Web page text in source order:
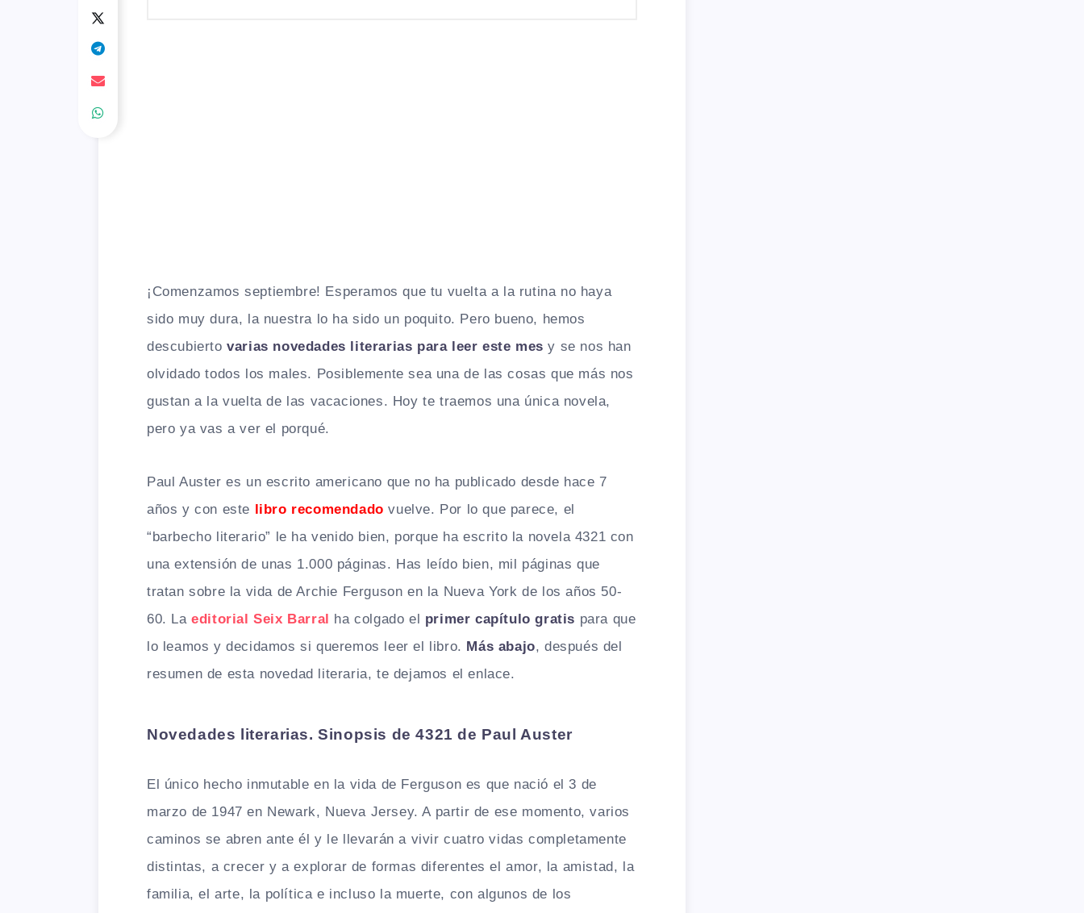
¡Comenzamos septiembre! Esperamos que tu vuelta a la rutina no haya
sido muy dura, la nuestra lo ha sido un poquito. Pero bueno, hemos
descubierto varias novedades literarias para leer este mes y se nos han
olvidado todos los males. Posiblemente sea una de las cosas que más nos
gustan a la vuelta de las vacaciones. Hoy te traemos una única novela,
pero ya vas a ver el porqué.
Paul Auster es un escrito americano que no ha publicado desde hace 7
años y con este libro recomendado vuelve. Por lo que parece, el
“barbecho literario” le ha venido bien, porque ha escrito la novela 4321 con
una extensión de unas 1.000 páginas. Has leído bien, mil páginas que
tratan sobre la vida de Archie Ferguson en la Nueva York de los años 50-
60. Laeditorial Seix Barral ha colgado el primer capítulo gratis para que
lo leamos y decidamos si queremos leer el libro. Más abajo, después del
resumen de esta novedad literaria, te dejamos el enlace.
Novedades literarias. Sinopsis de 4321 de Paul Auster
El único hecho inmutable en la vida de Ferguson es que nació el 3 de
marzo de 1947 en Newark, Nueva Jersey. A partir de ese momento, varios
caminos se abren ante él y le llevarán a vivir cuatro vidas completamente
distintas, a crecer y a explorar de formas diferentes el amor, la amistad, la
familia, el arte, la política e incluso la muerte, con algunos de los